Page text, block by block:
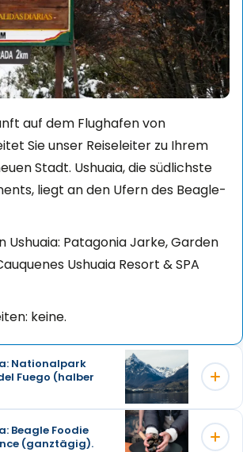
auf dem Flughafen von
Sie unser Reiseleiter zu Ihrem
Stadt. Ushuaia, die südlichste
liegt an den Ufern des Beagle-
Ushuaia: Patagonia Jarke, Garden
Ushuaia Resort & SPA
keine.
Nationalpark
Fuego (halber
der End of the World Train Station,
Beagle Foodie
(ganztägig).